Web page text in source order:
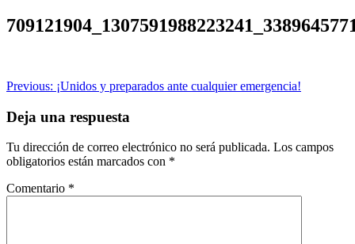
Navegación
de
entradas
Previous: ¡Unidos y preparados ante cualquier emergencia!
Deja una respuesta
Tu dirección de correo electrónico no será publicada. Los campos
obligatorios están marcados con *
Comentario *